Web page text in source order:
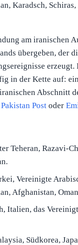
Karadsch,
am iranischen
übergeben, der
erzeugt.
in der Kette auf:
Abschnitt
Pakistan Postoder
Teheran, Razavi-
Vereinigte
Afghanistan,
Italien, das
Südkorea,